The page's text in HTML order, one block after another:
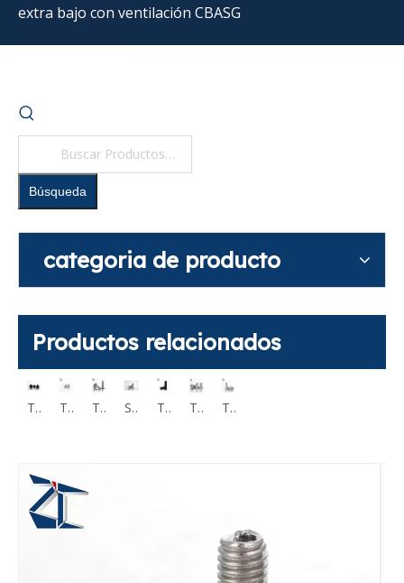
extra bajo con ventilación CBASG
Búsqueda
categoria de producto
Productos relacionados
Tornillos de cabeza hueca hexagonal de cabeza ultrabaja CBSS CBSTS Tornillo de cabeza hueca hexagonal de perfil ultrabajo CBSTSR M2-M6 Tornillo de cabeza hueca Torx de perfil ultrabajo CBSTSE M2 M6 Sujeciones de tornillo de cabeza hexagonal de perfil extra bajo de acero inoxidable 304 RSCBT4 M8 Tornillos de cabeza hueca hexagonal Cabeza pequeña KBB KBBS SBB SBBSS Tapa de enchufe de vacío Tornillos ventilados tornillo hueco CBAS Tornillos de cabeza hueca de perfil bajo ventilados CBAST